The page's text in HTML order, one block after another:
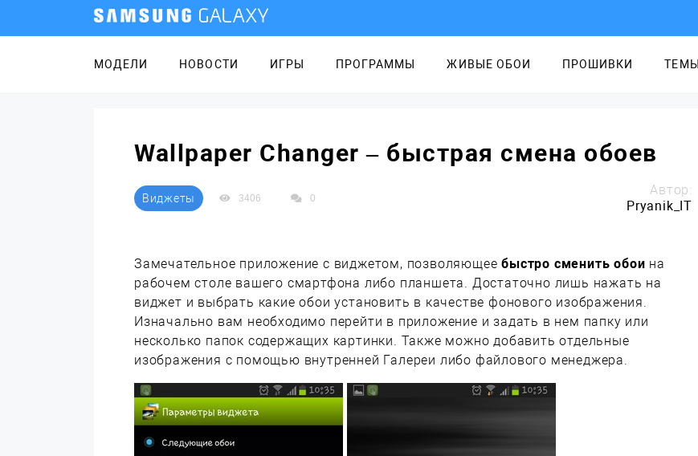
МОДЕЛИ НОВОСТИ ИГРЫ ПРОГРАММЫ ЖИВЫЕ ОБОИ ПРОШИВКИ ТЕМЫ
Wallpaper Changer – быстрая смена обоев
Виджеты 3406 0
Автор:
Pryanik_IT
Замечательное приложение с виджетом, позволяющеебыстро сменить обои на
рабочем столе вашего смартфона либо планшета. Достаточно лишь нажать на
виджет и выбрать какие обои установить в качестве фонового изображения.
Изначально вам необходимо перейти в приложение и задать в нем папку или
несколько папок содержащих картинки. Также можно добавить отдельные
изображения с помощью внутренней Галереи либо файлового менеджера.